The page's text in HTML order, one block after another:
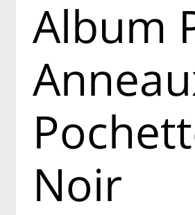
Album
Noir